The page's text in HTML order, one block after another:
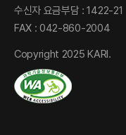
항
수신자 요금부담 : 1422-21
FAX : 042-860-2004
Copyright 2025 KARI.